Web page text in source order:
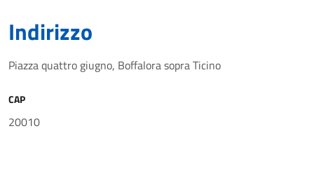
Indirizzo
Piazza quattro giugno, Boffalora sopra Ticino
CAP
20010